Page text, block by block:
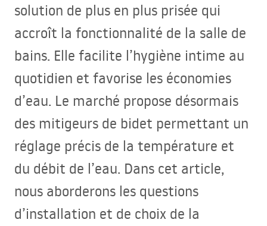
solution de plus en plus prisée qui
accroît la fonctionnalité de la salle de
bains. Elle facilite l’hygiène intime au
quotidien et favorise les économies
d’eau. Le marché propose désormais
des mitigeurs de bidet permettant un
réglage précis de la température et
du débit de l’eau. Dans cet article,
nous aborderons les questions
d’installation et de choix de la